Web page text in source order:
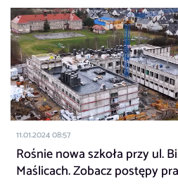
11.01.2024 08:57
Rośnie nowa szkoła przy ul.
Maślicach. Zobacz postępy